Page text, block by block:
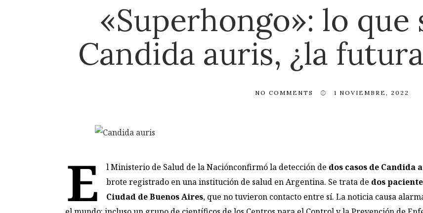
«Superhongo»: lo que
Candida auris, ¿la
NO COMMENTS 1 NOVIEMBRE, 2022
E l Ministerio de Salud de la Naciónconfirmó la detección de dos casos de Candida
brote registrado en una institución de salud en Argentina. Se trata de dos
Ciudad de Buenos Aires, que no tuvieron contacto entre sí. La noticia causa